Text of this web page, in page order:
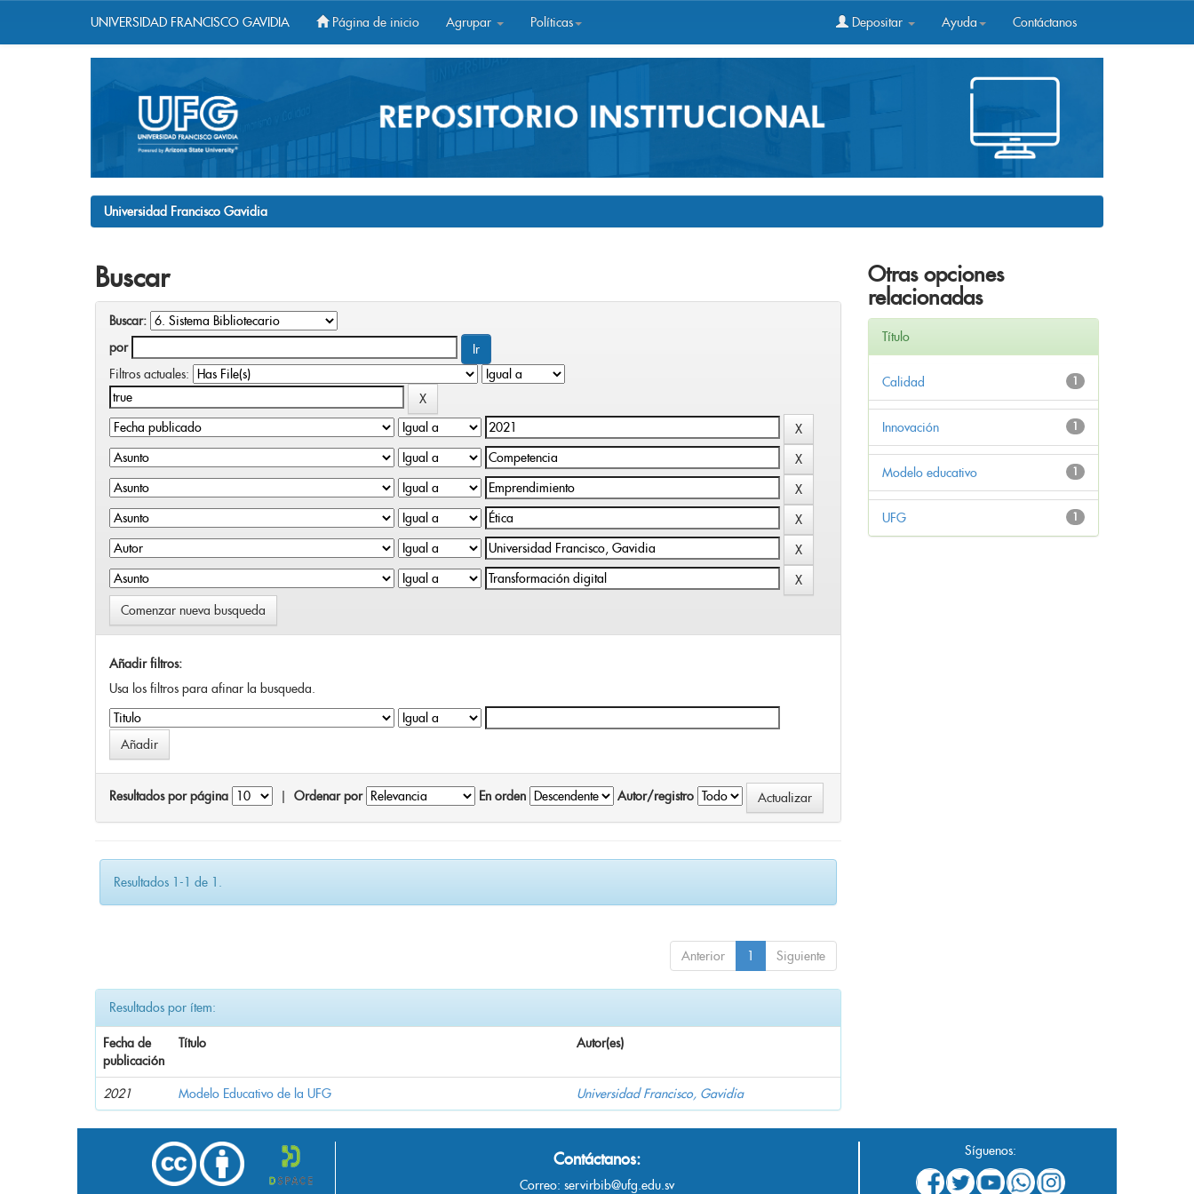
UNIVERSIDAD FRANCISCO GAVIDIA Página de inicio Agrupar Políticas Depositar Ayuda Contáctanos
Universidad Francisco Gavidia
Buscar
Buscar:
por
Filtros actuales:
Comenzar nueva busqueda
Añadir filtros:
Usa los filtros para afinar la busqueda.
Resultados por página Ordenar por En orden Autor/registro
Resultados 1-1 de 1.
Anterior 1 Siguiente
Resultados por ítem:
Fecha de
publicación
Título Autor(es)
2021 Modelo Educativo de la UFG Universidad Francisco, Gavidia
Otras opciones
relacionadas
Título
1
Calidad
1
Innovación
1
Modelo educativo
1
UFG
Contáctanos:
Correo: servirbib@ufg.edu.sv
Síguenos: